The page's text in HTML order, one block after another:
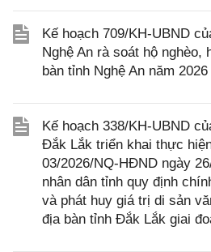
Kế hoạch 709/KH-UBND
Nghệ An rà soát hộ nghèo,
bàn tỉnh Nghệ An năm 2026
Kế hoạch 338/KH-UBND
Đắk Lắk triển khai thực
03/2026/NQ-HĐND ngày
nhân dân tỉnh quy định
và phát huy giá trị di sản
địa bàn tỉnh Đắk Lắk giai